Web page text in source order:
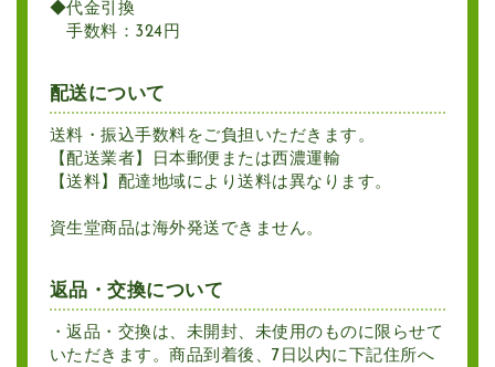
◆代金引換
手数料：324円
配送について
送料・振込手数料をご負担いただきます。
【配送業者】日本郵便または西濃運輸
【送料】配達地域により送料は異なります。
資生堂商品は海外発送できません。
返品・交換について
・返品・交換は、未開封、未使用のものに限らせて
いただきます。商品到着後、7日以内に下記住所へ